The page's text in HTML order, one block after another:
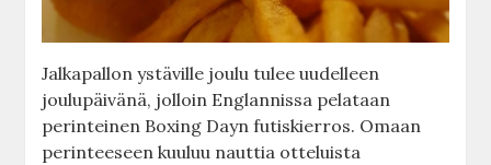
Jalkapallon ystäville joulu tulee uudelleen
joulupäivänä, jolloin Englannissa pelataan
perinteinen Boxing Dayn futiskierros. Omaan
perinteeseen kuuluu nauttia otteluista